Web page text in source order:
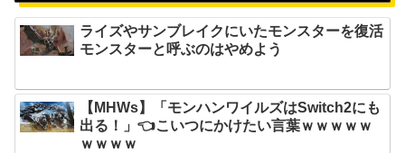
ライズやサンブレイクにいたモンスターを復活
モンスターと呼ぶのはやめよう
【MHWs】「モンハンワイルズはSwitch2にも
出る！」👈こいつにかけたい言葉ｗｗｗｗｗ
ｗｗｗｗ